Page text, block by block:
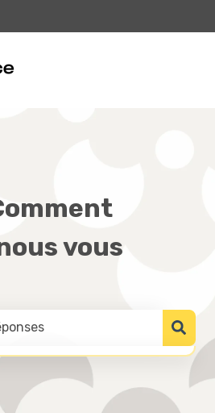
sous-menu pour les
vous
CAR LE CHAMP DE RECHERCHE